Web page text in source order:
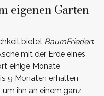
eigenen Garten
bietet BaumFrieden:
mit der Erde eines
einige Monate
9 Monaten erhalten
ihn an einem ganz